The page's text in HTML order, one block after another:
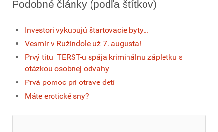
Podobné články (podľa štítkov)
Investori vykupujú štartovacie byty...
Vesmír v Ružindole už 7. augusta!
Prvý titul TERST-u spája kriminálnu zápletku s
otázkou osobnej odvahy
Prvá pomoc pri otrave detí
Máte erotické sny?